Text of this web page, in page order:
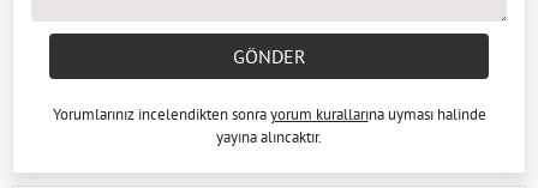
GÖNDER
Yorumlarınız incelendikten sonrayorum kurallarına uyması halinde
yayına alıncaktır.